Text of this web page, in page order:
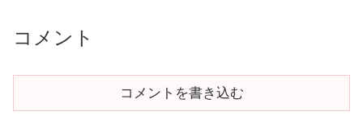
コメント
コメントを書き込む